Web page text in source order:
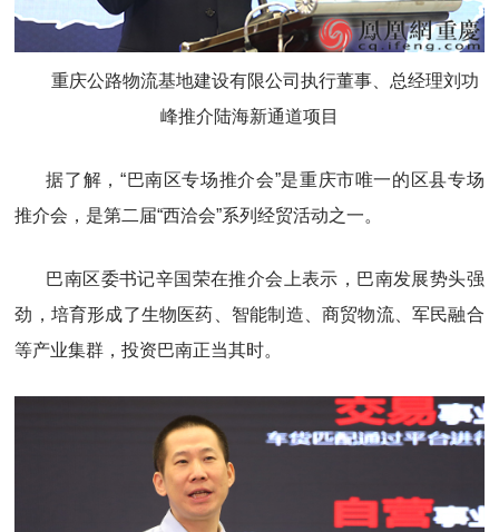
重庆公路物流基地建设有限公司执行董事、总经理刘功
峰推介陆海新通道项目
据了解，“巴南区专场推介会”是重庆市唯一的区县专场
推介会，是第二届“西洽会”系列经贸活动之一。
巴南区委书记辛国荣在推介会上表示，巴南发展势头强
劲，培育形成了生物医药、智能制造、商贸物流、军民融合
等产业集群，投资巴南正当其时。